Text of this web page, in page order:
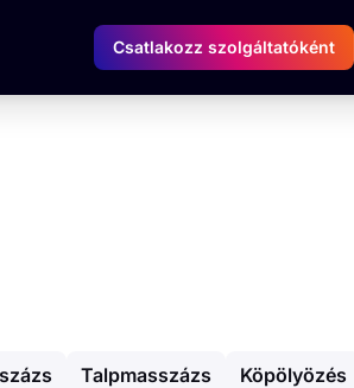
Csatlakozz szolgáltatóként
Talpmasszázs Köpölyözés